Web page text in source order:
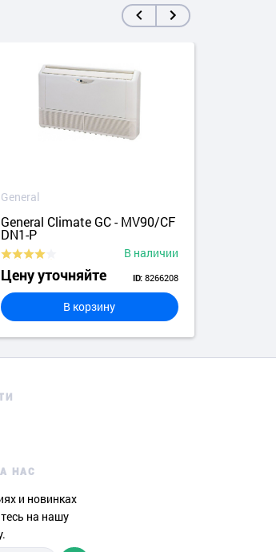
General
General Climate GC - MV90/CF
DN1-P
В наличии
Цену уточняйте ID: 8266208
В корзину
НАС
и новинках
на нашу